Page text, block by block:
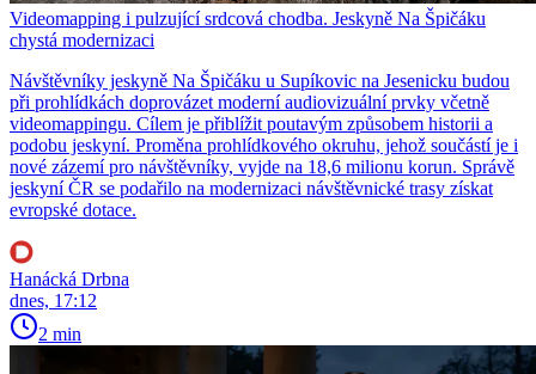
Videomapping i pulzující srdcová chodba. Jeskyně Na Špičáku
chystá modernizaci
Návštěvníky jeskyně Na Špičáku u Supíkovic na Jesenicku budou
při prohlídkách doprovázet moderní audiovizuální prvky včetně
videomappingu. Cílem je přiblížit poutavým způsobem historii a
podobu jeskyní. Proměna prohlídkového okruhu, jehož součástí je i
nové zázemí pro návštěvníky, vyjde na 18,6 milionu korun. Správě
jeskyní ČR se podařilo na modernizaci návštěvnické trasy získat
evropské dotace.
Hanácká Drbna
dnes, 17:12
2 min